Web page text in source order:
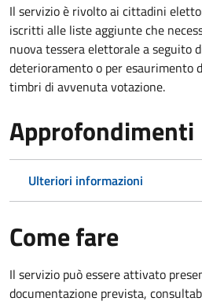
Il servizio è rivolto ai cittadini
iscritti alle liste aggiunte che
nuova tessera elettorale a seguito
deterioramento o per esaurimento
timbri di avvenuta votazione.
Approfondimenti
Ulteriori informazioni
Come fare
Il servizio può essere attivato
documentazione prevista,